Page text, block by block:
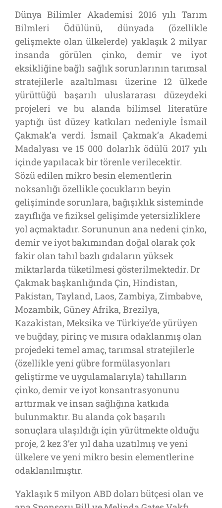
Dünya Bilimler Akademisi 2016 yılı Tarım
Bilmleri Ödülünü, dünyada (özellikle
gelişmekte olan ülkelerde) yaklaşık 2 milyar
insanda görülen çinko, demir ve iyot
eksikliğine bağlı sağlık sorunlarının tarımsal
stratejilerle azaltılması üzerine 12 ülkede
yürüttüğü başarılı uluslararası düzeydeki
projeleri ve bu alanda bilimsel literatüre
yaptığı üst düzey katkıları nedeniyle İsmail
Çakmak’a verdi. İsmail Çakmak’a Akademi
Madalyası ve 15 000 dolarlık ödülü 2017 yılı
içinde yapılacak bir törenle verilecektir.
Sözü edilen mikro besin elementlerin
noksanlığı özellikle çocukların beyin
gelişiminde sorunlara, bağışıklık sisteminde
zayıflığa ve fiziksel gelişimde yetersizliklere
yol açmaktadır. Sorununun ana nedeni çinko,
demir ve iyot bakımından doğal olarak çok
fakir olan tahıl bazlı gıdaların yüksek
miktarlarda tüketilmesi gösterilmektedir. Dr
Çakmak başkanlığında Çin, Hindistan,
Pakistan, Tayland, Laos, Zambiya, Zimbabve,
Mozambik, Güney Afrika, Brezilya,
Kazakistan, Meksika ve Türkiye’de yürüyen
ve buğday, pirinç ve mısıra odaklanmış olan
projedeki temel amaç, tarımsal stratejilerle
(özellikle yeni gübre formülasyonları
geliştirme ve uygulamalarıyla) tahılların
çinko, demir ve iyot konsantrasyonunu
arttırmak ve insan sağlığına katkıda
bulunmaktır. Bu alanda çok başarılı
sonuçlara ulaşıldığı için yürütmekte olduğu
proje, 2 kez 3’er yıl daha uzatılmış ve yeni
ülkelere ve yeni mikro besin elementlerine
odaklanılmıştır.
Yaklaşık 5 milyon ABD doları bütçesi olan ve